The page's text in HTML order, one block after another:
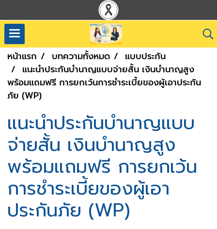
หน้าแรก บทความทั้งหมด
แบบประกัน
แนะนำประกันบำนาญแบบจ่ายสั้น เงินบำนาญสูง
พร้อมแถมฟรี การยกเว้นการชำระเบี้ยของผู้เอาประกัน
ภัย (WP)
แนะนำประกันบำนาญแบบ
จ่ายสั้น เงินบำนาญสูง
พร้อมแถมฟรี การยกเว้น
การชำระเบี้ยของผู้เอา
ประกันภัย (WP)